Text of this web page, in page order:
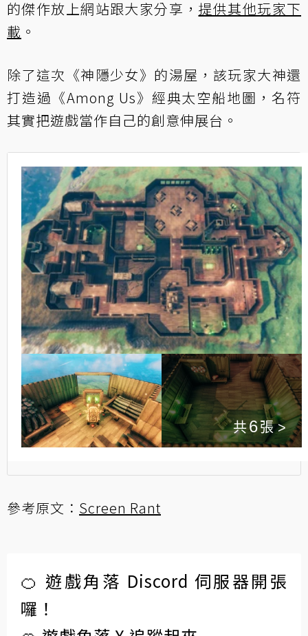
的傑作放上網站跟大家分享， 提供其他玩家下
載 。
除了這次《神隱少女》的湯屋，該玩家大神還
打造過《Among Us》經典太空船地圖，名符
其實把遊戲當作自己的創意伸展台。
6
參考原文： Screen Rant
🍊 遊戲角落 Discord 伺服器開張
囉！